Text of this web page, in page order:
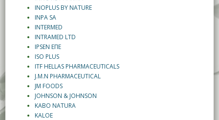
INOPLUS BY NATURE
INPA SA
INTERMED
INTRAMED LTD
IPSEN ΕΠΕ
ISO PLUS
ITF HELLAS PHARMACEUTICALS
J.M.N PHARMACEUTICAL
JM FOODS
JOHNSON & JOHNSON
KABO NATURA
KALOE